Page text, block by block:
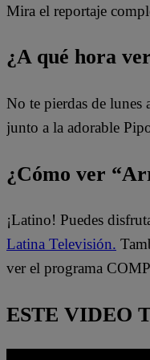
Mira el reportaje
¿A qué hora
No te pierdas de lunes
junto a la adorable
¿Cómo ver
¡Latino! Puedes
Latina Televisión.
ver el programa
ESTE VIDEO